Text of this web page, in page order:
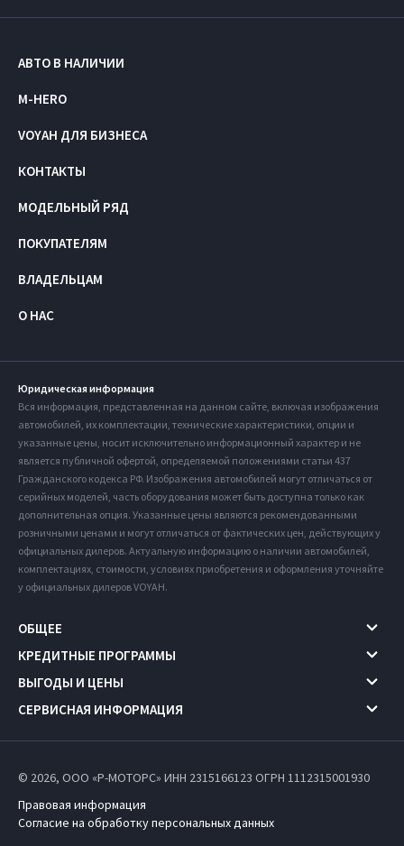
АВТО В НАЛИЧИИ
M-HERO
VOYAH ДЛЯ БИЗНЕСА
КОНТАКТЫ
МОДЕЛЬНЫЙ РЯД
ПОКУПАТЕЛЯМ
ВЛАДЕЛЬЦАМ
О НАС
Юридическая информация
Вся информация, представленная на данном сайте, включая изображения
автомобилей, их комплектации, технические характеристики, опции и
указанные цены, носит исключительно информационный характер и не
является публичной офертой, определяемой положениями статьи 437
Гражданского кодекса РФ. Изображения автомобилей могут отличаться от
серийных моделей, часть оборудования может быть доступна только как
дополнительная опция. Указанные цены являются рекомендованными
розничными ценами и могут отличаться от фактических цен, действующих у
официальных дилеров. Актуальную информацию о наличии автомобилей,
комплектациях, стоимости, условиях приобретения и оформления уточняйте
у официальных дилеров VOYAH.
ОБЩЕЕ
КРЕДИТНЫЕ ПРОГРАММЫ
ВЫГОДЫ И ЦЕНЫ
СЕРВИСНАЯ ИНФОРМАЦИЯ
© 2026, ООО «Р-МОТОРС» ИНН 2315166123 ОГРН 1112315001930
Правовая информация
Согласие на обработку персональных данных